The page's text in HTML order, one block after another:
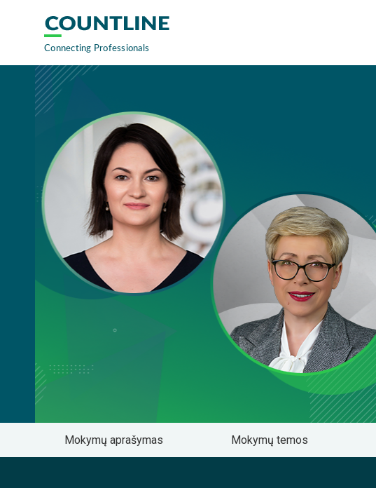
Mokymų aprašymas Mokymų temos